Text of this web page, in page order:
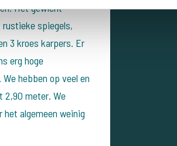
Het gewicht
spiegels,
3 kroes karpers. Er
erg hoge
We hebben op veel en
2,90 meter. We
algemeen weinig